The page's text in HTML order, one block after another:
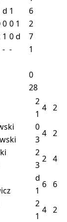
d 1
6
0 0 1
2
1 0d
7
- -
1
0
28
2
4 2
1
0
4 2
3
2
2 4
3
d
6 6
1
2
4 2
1